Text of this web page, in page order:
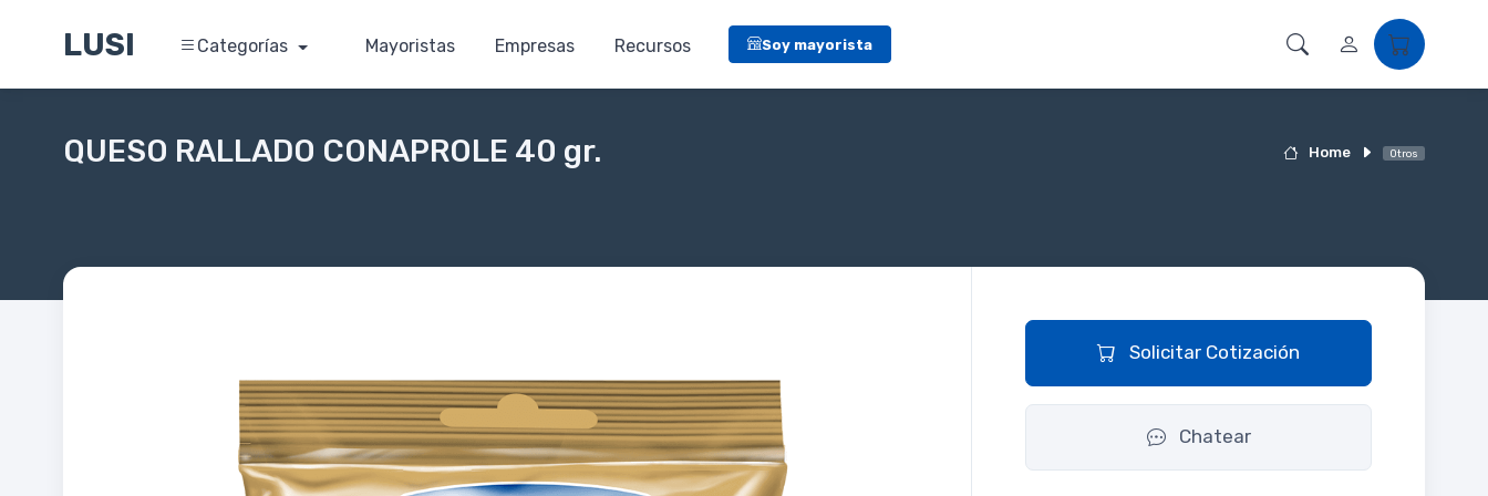
LUSI Categorías Mayoristas Empresas Recursos Soy mayorista
Home Otros
QUESO RALLADO CONAPROLE 40 gr.
Solicitar Cotización
Chatear